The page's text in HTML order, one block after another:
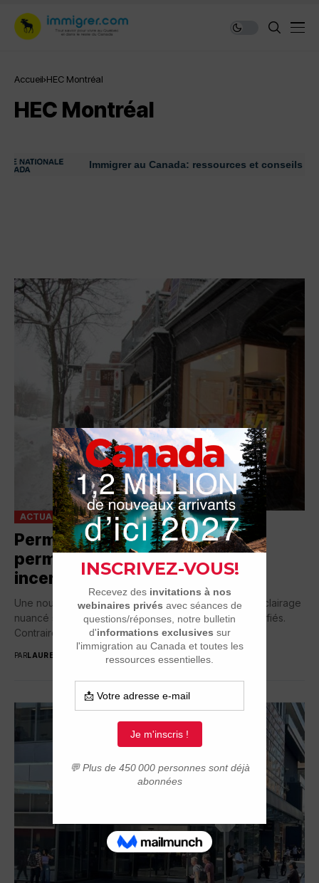
Accueil HEC Montréal
HEC Montréal
Immigrer au Canada: ressources et conseils
ACTUALITÉ
Permis ouverts et résidents
permanents : un départ plus
incertain
Une nouvelle étude de HEC Montréal vient jeter un éclairage
nuancé sur la réussite des immigrants hautement qualifiés.
Contrairement à l’idée répandue selon...
PAR LAURENT GIGON